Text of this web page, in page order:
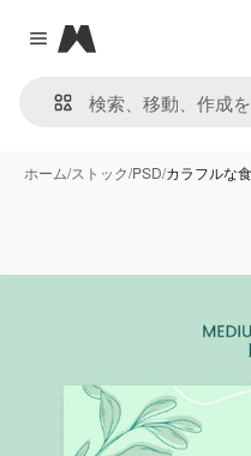
Close menu
Magnific
ホーム/ストック/PSD/カラフルな